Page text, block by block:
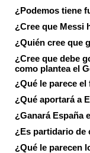
¿Podemos tiene
¿Cree que Messi
¿Quién cree que
¿Cree que debe
como plantea el
¿Qué le parece
¿Qué aportará a
¿Ganará España
¿Es partidario de
¿Qué le parecen